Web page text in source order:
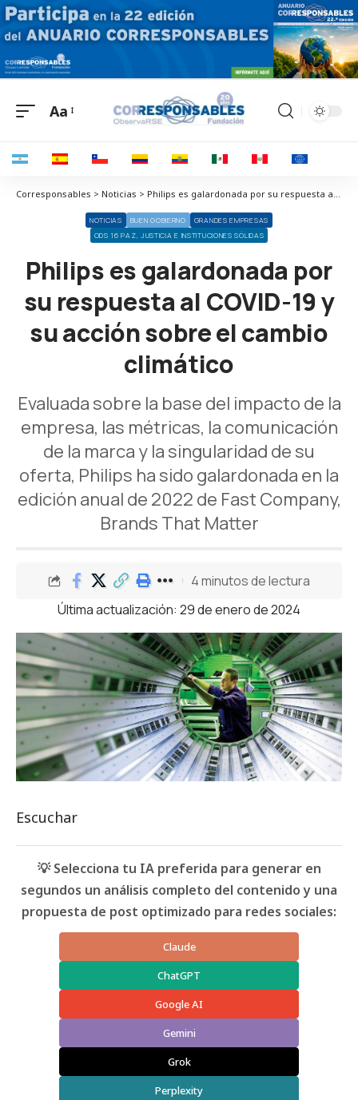
Aa
Corresponsables > Noticias > Philips es galardonada por su respuesta al COVID-19 y su acción sobre el cambio climático
NOTICIAS BUEN GOBIERNO
GRANDES EMPRESAS
ODS 16 PAZ, JUSTICIA E INSTITUCIONES SÓLIDAS
Philips es galardonada por
su respuesta al COVID-19 y
su acción sobre el cambio
climático
Evaluada sobre la base del impacto de la
empresa, las métricas, la comunicación
de la marca y la singularidad de su
oferta, Philips ha sido galardonada en la
edición anual de 2022 de Fast Company,
Brands That Matter
Última actualización: 29 de enero de 2024
4 minutos de lectura
Escuchar
💡 Selecciona tu IA preferida para generar en
segundos un análisis completo del contenido y una
propuesta de post optimizado para redes sociales:
Claude
ChatGPT
Google AI
Gemini
Grok
Perplexity